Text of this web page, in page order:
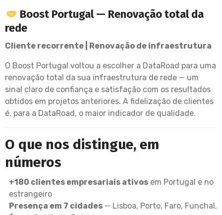
Boost Portugal — Renovação total da
rede
Cliente recorrente | Renovação de infraestrutura
O Boost Portugal voltou a escolher a DataRoad para uma
renovação total da sua infraestrutura de rede — um
sinal claro de confiança e satisfação com os resultados
obtidos em projetos anteriores. A fidelização de clientes
é, para a DataRoad, o maior indicador de qualidade.
O que nos distingue, em
números
+180 clientes empresariais ativos em Portugal e no
estrangeiro
Presença em 7 cidades — Lisboa, Porto, Faro, Funchal,